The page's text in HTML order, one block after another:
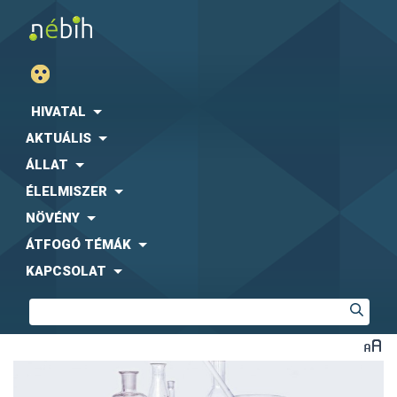
HIVATAL
AKTUÁLIS
ÁLLAT
ÉLELMISZER
NÖVÉNY
ÁTFOGÓ TÉMÁK
KAPCSOLAT